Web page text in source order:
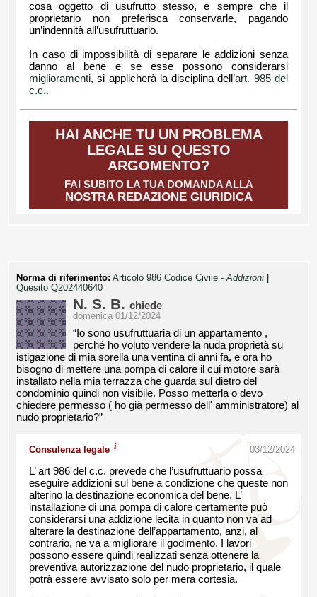
cosa oggetto di usufrutto stesso, e sempre che il
proprietario non preferisca conservarle, pagando
un’indennità all’usufruttuario.
In caso di impossibilità di separare le addizioni senza
danno al bene e se esse possono considerarsi
miglioramenti, si applicherà la disciplina dell’art. 985 del
c.c..
HAI ANCHE TU UN PROBLEMA
LEGALE SU QUESTO
ARGOMENTO?
FAI SUBITO LA TUA DOMANDA ALLA
NOSTRA REDAZIONE GIURIDICA
Norma di riferimento: Articolo 986 Codice Civile -Addizioni
Quesito Q202440640
N. S. B. chiede
domenica 01/12/2024
“Io sono usufruttuaria di un appartamento ,
perché ho voluto vendere la nuda proprietà su
istigazione di mia sorella una ventina di anni fa, e ora ho
bisogno di mettere una pompa di calore il cui motore sarà
installato nella mia terrazza che guarda sul dietro del
condominio quindi non visibile. Posso metterla o devo
chiedere permesso ( ho già permesso dell' amministratore) al
nudo proprietario?”
Consulenza legale i 03/12/2024
L’ art 986 del c.c. prevede che l’usufruttuario possa
eseguire addizioni sul bene a condizione che queste non
alterino la destinazione economica del bene. L’
installazione di una pompa di calore certamente può
considerarsi una addizione lecita in quanto non va ad
alterare la destinazione dell’appartamento, anzi, al
contrario, ne va a migliorare il godimento. I lavori
possono essere quindi realizzati senza ottenere la
preventiva autorizzazione del nudo proprietario, il quale
potrà essere avvisato solo per mera cortesia.